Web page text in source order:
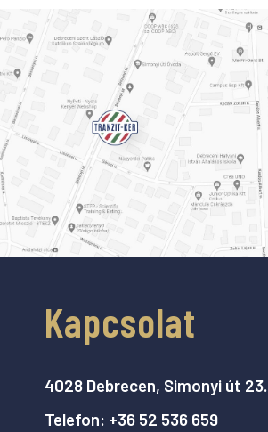
Kapcsolat
4028 Debrecen, Simonyi út 23.
Telefon: +36 52 536 659